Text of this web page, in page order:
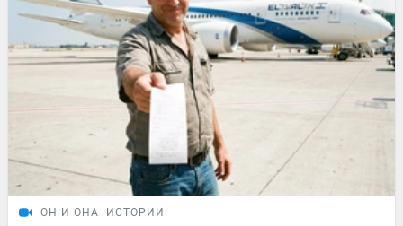
ОН И ОНА ИСТОРИИ